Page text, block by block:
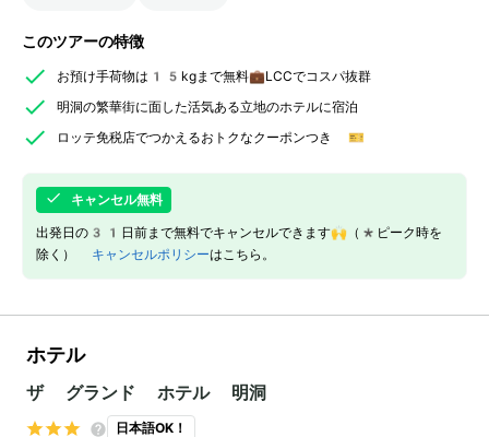
このツアーの特徴
お預け手荷物は15kgまで無料💼LCCでコスパ抜群
明洞の繁華街に面した活気ある立地のホテルに宿泊
ロッテ免税店でつかえるおトクなクーポンつき 🎫
キャンセル無料
出発日の31日前まで無料でキャンセルできます🙌（*ピーク時を
除く） キャンセルポリシーはこちら。
ホテル
ザ グランド ホテル 明洞
日本語OK！